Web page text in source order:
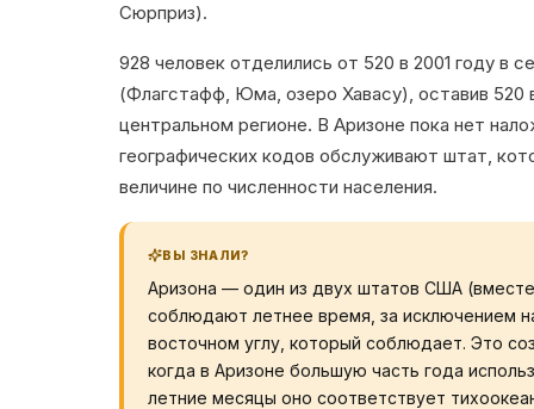
Сюрприз).
928 человек отделились от 520 в 2001 году в
(Флагстафф, Юма, озеро Хавасу), оставив 520
центральном регионе. В Аризоне пока нет
географических кодов обслуживают штат,
величине по численности населения.
ВЫ ЗНАЛИ?
Аризона — один из двух штатов США
соблюдают летнее время, за исключением
восточном углу, который соблюдает. Это
когда в Аризоне большую часть года
летние месяцы оно соответствует